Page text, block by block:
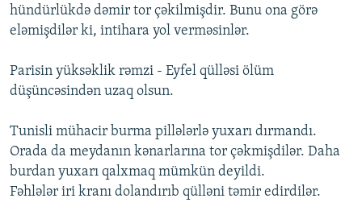
hündürlükdə dəmir tor çəkilmişdir. Bunu ona görə
eləmişdilər ki, intihara yol verməsinlər.
Parisin yüksəklik rəmzi - Eyfel qülləsi ölüm
düşüncəsindən uzaq olsun.
Tunisli mühacir burma pillələrlə yuxarı dırmandı.
Orada da meydanın kənarlarına tor çəkmişdilər. Daha
burdan yuxarı qalxmaq mümkün deyildi.
Fəhlələr iri kranı dolandırıb qülləni təmir edirdilər.